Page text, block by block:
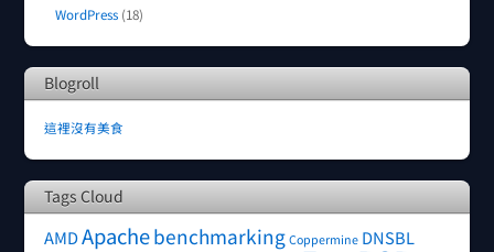
WordPress (18)
Blogroll
這裡沒有美食
Tags Cloud
AMDApachebenchmarking Coppermine DNSBL